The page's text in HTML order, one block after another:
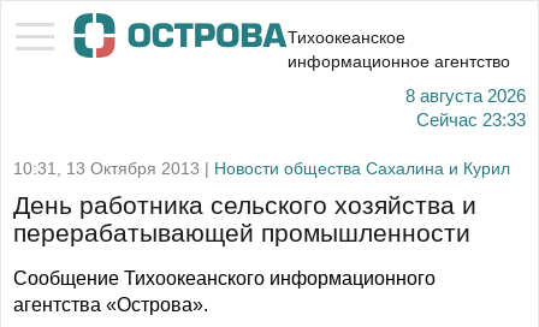
Тихоокеанское
информационное агентство
8 августа 2026
Сейчас 23:33
10:31, 13 Октября 2013 | Новости общества Сахалина и Курил
День работника сельского хозяйства и
перерабатывающей промышленности
Сообщение Тихоокеанского информационного
агентства «Острова».